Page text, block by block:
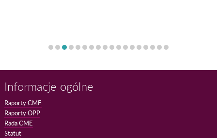
Informacje ogólne
Raporty CME
Raporty OPP
Rada CME
Statut